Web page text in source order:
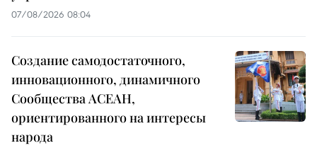
07/08/2026 08:04
Создание самодостаточного,
инновационного, динамичного
Сообщества АСЕАН,
ориентированного на интересы
народа